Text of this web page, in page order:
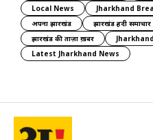
Local News
Jharkhand
अपना झारखंड
झारखंड हिंदी समाचार
झारखंड की ताज़ा ख़बर
Latest Jharkhand News